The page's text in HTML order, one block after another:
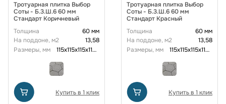
Тротуарная плитка Выбор
Соты - Б.3.Ш.6 60 мм
Стандарт Коричневый
Толщина
60 мм
На поддоне, м2
13,58
Размеры, мм
115x115x115x115x115x115x60
Купить в 1 клик
Тротуарная плитка Выбор
Соты - Б.3.Ш.6 60 мм
Стандарт Красный
Толщина
60 мм
На поддоне, м2
13,58
Размеры, мм
115x115x115x115x115x115x60
Купить в 1 клик